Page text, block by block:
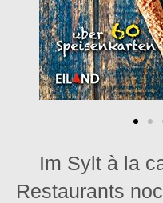
Im Sylt à la
Restaurants